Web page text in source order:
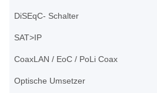
DiSEqC- Schalter
SAT>IP
CoaxLAN / EoC / PoLi Coax
Optische Umsetzer